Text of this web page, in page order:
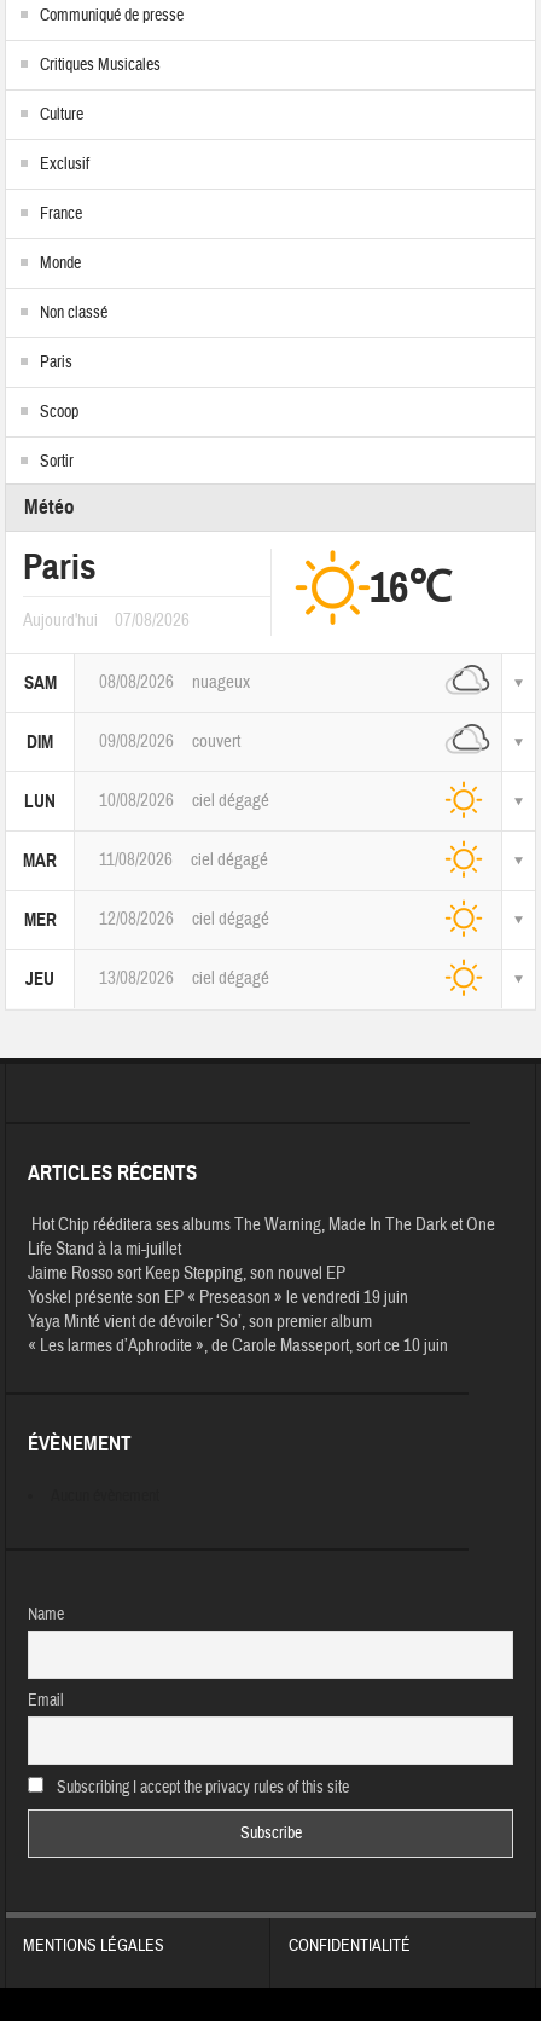
Communiqué de presse
Critiques Musicales
Culture
Exclusif
France
Monde
Non classé
Paris
Scoop
Sortir
Météo
Paris
Aujourd'hui 07/08/2026
16℃
SAM 08/08/2026 nuageux
DIM 09/08/2026 couvert
LUN 10/08/2026 ciel dégagé
MAR 11/08/2026 ciel dégagé
MER 12/08/2026 ciel dégagé
JEU 13/08/2026 ciel dégagé
ARTICLES RÉCENTS
Hot Chip rééditera ses albums The Warning, Made In The Dark et One
Life Stand à la mi-juillet
Jaime Rosso sort Keep Stepping, son nouvel EP
Yoskel présente son EP « Preseason » le vendredi 19 juin
Yaya Minté vient de dévoiler ‘So’, son premier album
« Les larmes d’Aphrodite », de Carole Masseport, sort ce 10 juin
ÉVÈNEMENT
Name
Email
Subscribing I accept the privacy rules of this site
MENTIONS LÉGALES CONFIDENTIALITÉ